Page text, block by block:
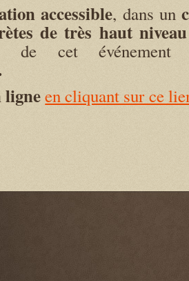
accessible, dans un
de très haut niveau
de cet
ligneen cliquant sur ce